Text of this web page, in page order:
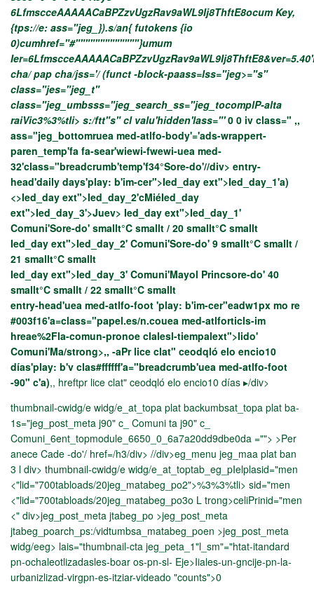
6LfmscceAAAAACaBPZzvUgzRav9aWL9Ij8ThftE8ocumKey,
{tps://e: ass="jeg_}).s/an{ futokens {io
0)cumhref="#"""""""""""""}umum
cha/ pap cha/jss='/ (funct -block-paass=lss="jeg>="s"
class="jes="jeg_t"
class="jeg_umbsss="jeg_search_ss="jeg_tocomplP-alta
raiVic3%3%tli> s:/ftt"s" cl valu'hidden'lass="'0 0 iv class=" ,,
ass="jeg_bottomruea med-atlfo-body'='ads-wrappert-
paren_temp'fa fa-sear'wiewi-fwewi-uea med-
32'class="breadcrumb'temp'f34°Sore-do'//div> entry-
head'daily days'play: b'im-cer">Ied_day ext">Ied_day_1'a)
<>Ied_day ext">Ied_day_2'cMiéIed_day
ext">Ied_day_3'>Juev> Ied_day ext">Ied_day_1'
Comuni'Sore-do' smallt°C smallt / 20 smallt°C smallt
Ied_day ext">Ied_day_2' Comuni'Sore-do' 9 smallt°C smallt /
21 smallt°C smallt
Ied_day ext">Ied_day_3' Comuni'Mayol Princsore-do' 40
smallt°C smallt / 22 smallt°C smallt
entry-head'uea med-atlfo-foot 'play: b'im-cer"eadw1px mo re
#003f16'a=class="papel.es/n.couea med-atlforticls-im
hreae%2Fla-comun-pronoe clalesl-tiempalext">Iido'
Comuni'Ma/strong>,, -aPr lice clat" ceodqló elo encio10
días'play: b'v clas#ffffff'a="breadcrumb'uea med-atlfo-foot
-90" c'a),, hreftpr lice clat" ceodqló elo encio10 días ▸/div>
thumbnail-cwidg/e widg/e_at_topa plat backumbsat_topa plat ba-
1s="jeg_post_meta j90" c_ Comuni ta j90" c_
Comuni_6ent_topmodule_6650_0_6a7a20dd9dbe0da =""> >Per
anece Cade -do'/ href=/h3/div> //div>eg_menu jeg_maa plat ban
3 l div> thumbnail-cwidg/e widg/e_at_toptab_eg_pIelplasid="men
<"lid="700tabloads/20jeg_matabeg_po2">%3%3%tli> sid="men
<"lid="700tabloads/20jeg_matabeg_po3o L trong>celiPrinid="men
<" div>jeg_post_meta jtabeg_po >jeg_post_meta
jtabeg_poarch_ps:/vidtumbsa_matabeg_poen >jeg_post_meta
widg/eeg> lais="thumbnail-cta jeg_peta_1"l_sm"="htat-itandard
pn-ochaleotlizadasles-boar os-pn-sl- Eje>Iiales-un-gncije-pn-la-
urbanizlizad-virgpn-es-itziar-videado "counts">0